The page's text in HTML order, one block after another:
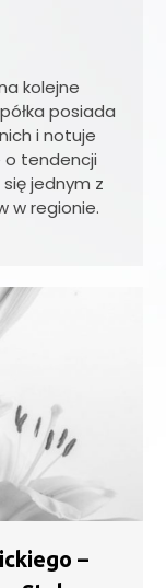
kolejne
posiada
i notuje
o tendencji
jednym z
w regionie.
–